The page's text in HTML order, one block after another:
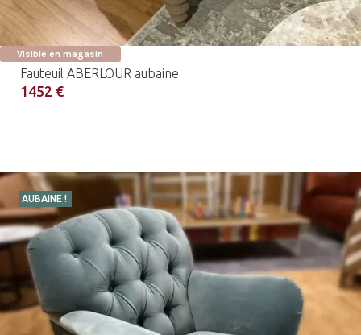
Visible en magasin
Fauteuil ABERLOUR aubaine
1452 €
AUBAINE !